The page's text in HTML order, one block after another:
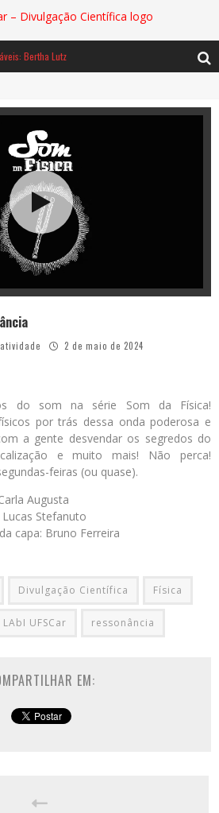
Bertha Lutz
a voz das florestas
2 de maio de 2024
do som na série Som da Física!
por trás dessa onda poderosa e
a gente desvendar os segredos do
e muito mais! Não perca!
feiras (ou quase).
Augusta
Stefanuto
capa: Bruno Ferreira
Divulgação Científica Física
LAbI UFSCar ressonância
EM: